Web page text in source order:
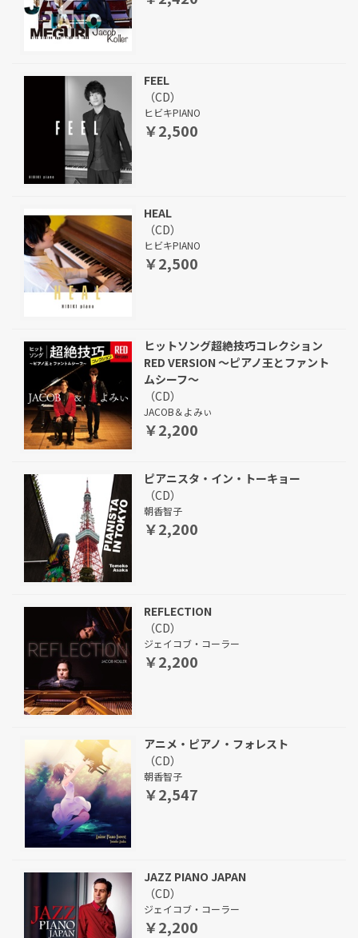
FEEL
（CD）
ヒビキPIANO
￥2,500
HEAL
（CD）
ヒビキPIANO
￥2,500
ヒットソング超絶技巧コレクション
RED VERSION ～ピアノ王とファント
ムシーフ～
（CD）
JACOB＆よみぃ
￥2,200
ピアニスタ・イン・トーキョー
（CD）
朝香智子
￥2,200
REFLECTION
（CD）
ジェイコブ・コーラー
￥2,200
アニメ・ピアノ・フォレスト
（CD）
朝香智子
￥2,547
JAZZ PIANO JAPAN
（CD）
ジェイコブ・コーラー
￥2,200